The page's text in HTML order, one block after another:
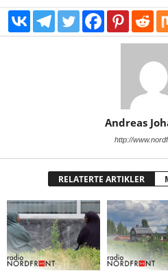
Andreas
http://
RELATERTE ARTIKLER